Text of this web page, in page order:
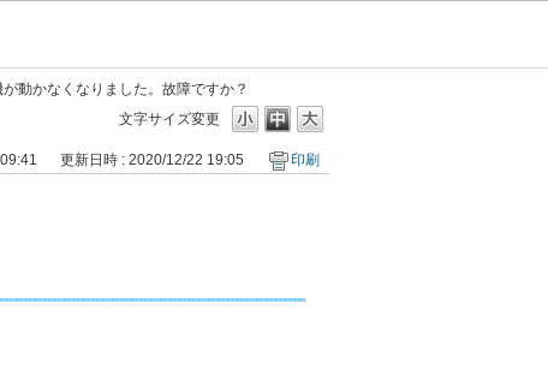
動かなくなりました。故障ですか？
文字サイズ変更
更新日時 : 2020/12/22 19:05 印刷